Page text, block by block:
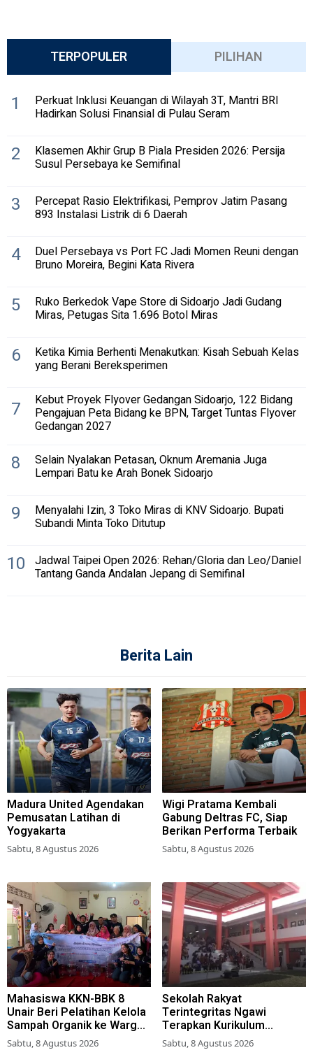
TERPOPULER PILIHAN
1 Perkuat Inklusi Keuangan di Wilayah 3T, Mantri BRI
Hadirkan Solusi Finansial di Pulau Seram
2 Klasemen Akhir Grup B Piala Presiden 2026: Persija
Susul Persebaya ke Semifinal
3 Percepat Rasio Elektrifikasi, Pemprov Jatim Pasang
893 Instalasi Listrik di 6 Daerah
4 Duel Persebaya vs Port FC Jadi Momen Reuni dengan
Bruno Moreira, Begini Kata Rivera
5 Ruko Berkedok Vape Store di Sidoarjo Jadi Gudang
Miras, Petugas Sita 1.696 Botol Miras
6 Ketika Kimia Berhenti Menakutkan: Kisah Sebuah Kelas
yang Berani Bereksperimen
7 Kebut Proyek Flyover Gedangan Sidoarjo, 122 Bidang
Pengajuan Peta Bidang ke BPN, Target Tuntas Flyover
Gedangan 2027
8 Selain Nyalakan Petasan, Oknum Aremania Juga
Lempari Batu ke Arah Bonek Sidoarjo
9 Menyalahi Izin, 3 Toko Miras di KNV Sidoarjo. Bupati
Subandi Minta Toko Ditutup
10 Jadwal Taipei Open 2026: Rehan/Gloria dan Leo/Daniel
Tantang Ganda Andalan Jepang di Semifinal
Berita Lain
Madura United Agendakan
Pemusatan Latihan di
Yogyakarta
Sabtu, 8 Agustus 2026
Wigi Pratama Kembali
Gabung Deltras FC, Siap
Berikan Performa Terbaik
Sabtu, 8 Agustus 2026
Mahasiswa KKN-BBK 8
Unair Beri Pelatihan Kelola
Sampah Organik ke Warga
Simokerto Surabaya
Sabtu, 8 Agustus 2026
Sekolah Rakyat
Terintegritas Ngawi
Terapkan Kurikulum
Berbasis Asrama
Sabtu, 8 Agustus 2026